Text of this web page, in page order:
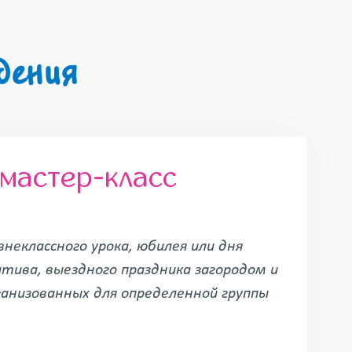
мастер-класс
урока, юбилея или дня
выездного праздника загородом и
для определенной группы